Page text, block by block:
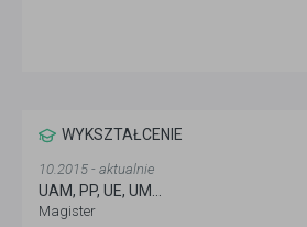
WYKSZTAŁCENIE
10.2015 - aktualnie
UAM, PP, UE, UM...
Magister